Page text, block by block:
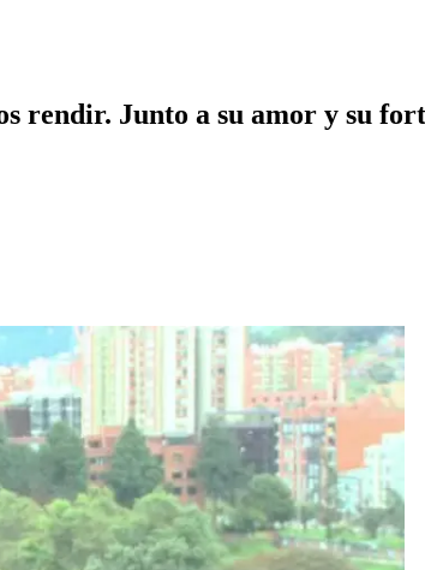
rendir. Junto a su amor y su